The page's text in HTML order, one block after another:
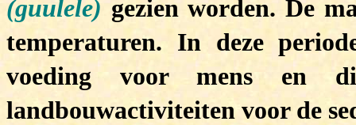
(guulele) gezien worden. De
temperaturen. In deze
voeding voor mens en
landbouwactiviteiten voor de